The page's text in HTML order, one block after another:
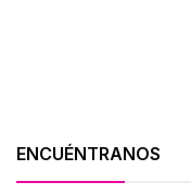
ENCUÉNTRANOS